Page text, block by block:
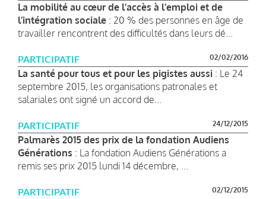
La mobilité au cœur de l’accès à l’emploi et de
l’intégration sociale : 20 % des personnes en âge de
travailler rencontrent des difficultés dans leurs dé...
PARTICIPATIF 02/02/2016
La santé pour tous et pour les pigistes aussi : Le 24
septembre 2015, les organisations patronales et
salariales ont signé un accord de...
PARTICIPATIF 24/12/2015
Palmarès 2015 des prix de la fondation Audiens
Générations : La fondation Audiens Générations a
remis ses prix 2015 lundi 14 décembre, ...
PARTICIPATIF 02/12/2015